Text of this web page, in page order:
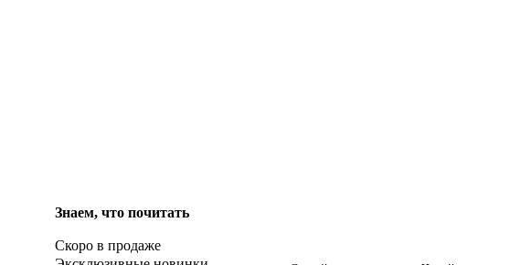
Знаем, что почитать
Скоро в продаже